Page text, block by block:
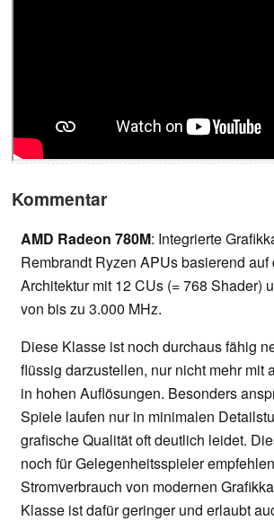
Kommentar
AMD Radeon 780M: Integrierte
Rembrandt Ryzen APUs basierend auf
Architektur mit 12 CUs (= 768 Shader)
von bis zu 3.000 MHz.
Diese Klasse ist noch durchaus fähig
flüssig darzustellen, nur nicht mehr mit
in hohen Auflösungen. Besonders
Spiele laufen nur in minimalen
grafische Qualität oft deutlich leidet.
noch für Gelegenheitsspieler
Stromverbrauch von modernen
Klasse ist dafür geringer und erlaubt